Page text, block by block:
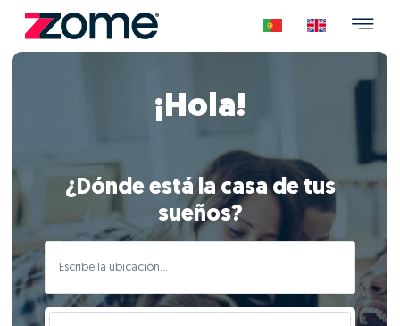
¡Hola!
¿Dónde está la casa de tus
sueños?